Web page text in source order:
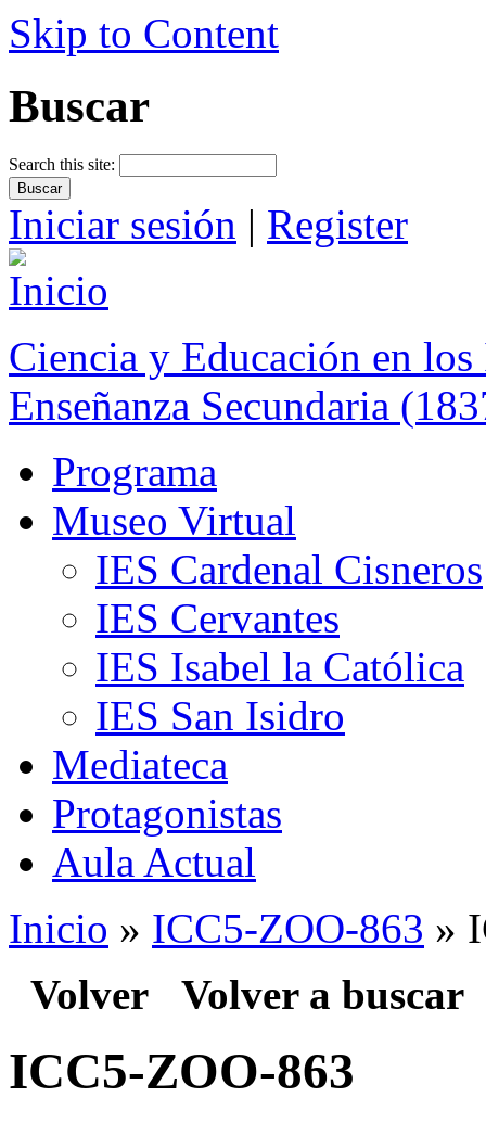
Skip to Content
Buscar
Search this site:
Iniciar sesión | Register
Ciencia y Educación en
Enseñanza Secundaria
Programa
Museo Virtual
IES Cardenal Cisneros
IES Cervantes
IES Isabel la Católica
IES San Isidro
Mediateca
Protagonistas
Aula Actual
Inicio » ICC5-ZOO-863 »
Volver Volver a buscar
ICC5-ZOO-863